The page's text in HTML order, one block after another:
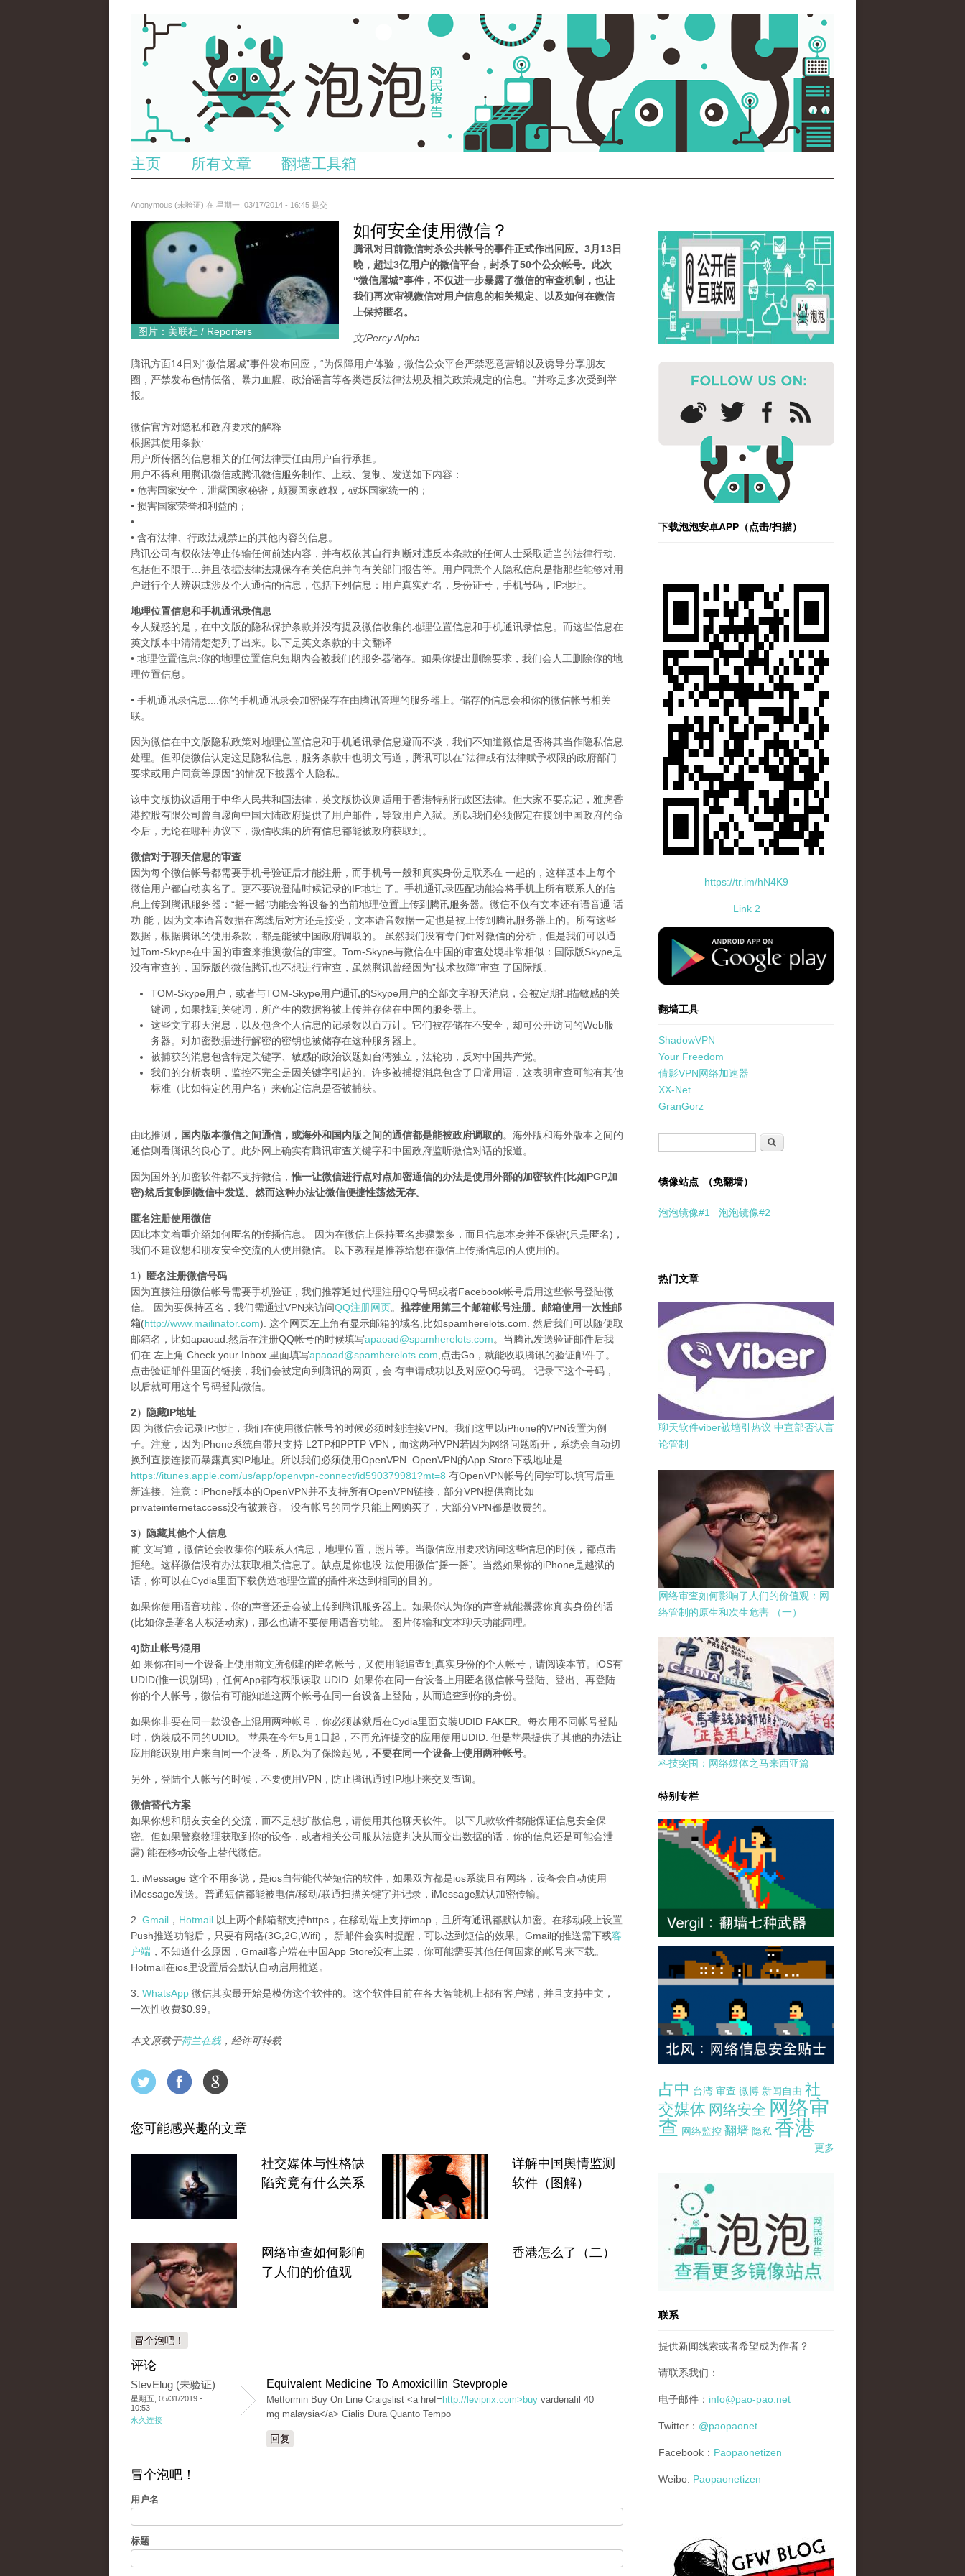
主页 所有文章 翻墙工具箱
Anonymous (未验证) 在 星期一, 03/17/2014 - 16:45 提交
reporters_13977605.jpg
图片：美联社 / Reporters
如何安全使用微信？
腾讯对日前微信封杀公共帐号的事件正式作出回应。3月13日
晚，超过3亿用户的微信平台，封杀了50个公众帐号。此次
“微信屠城”事件，不仅进一步暴露了微信的审查机制，也让
我们再次审视微信对用户信息的相关规定、以及如何在微信
上保持匿名。
文/Percy Alpha
腾讯方面14日对“微信屠城”事件发布回应，“为保障用户体验，微信公众平台严禁恶意营销以及诱导分享朋友
圈，严禁发布色情低俗、暴力血腥、政治谣言等各类违反法律法规及相关政策规定的信息。”并称是多次受到举
报。
微信官方对隐私和政府要求的解释
根据其使用条款:
用户所传播的信息相关的任何法律责任由用户自行承担。
用户不得利用腾讯微信或腾讯微信服务制作、上载、复制、发送如下内容：
• 危害国家安全，泄露国家秘密，颠覆国家政权，破坏国家统一的；
• 损害国家荣誉和利益的；
• …....
• 含有法律、行政法规禁止的其他内容的信息。
腾讯公司有权依法停止传输任何前述内容，并有权依其自行判断对违反本条款的任何人士采取适当的法律行动,
包括但不限于…并且依据法律法规保存有关信息并向有关部门报告等。用户同意个人隐私信息是指那些能够对用
户进行个人辨识或涉及个人通信的信息，包括下列信息：用户真实姓名，身份证号，手机号码，IP地址。
地理位置信息和手机通讯录信息
令人疑惑的是，在中文版的隐私保护条款并没有提及微信收集的地理位置信息和手机通讯录信息。而这些信息在
英文版本中清清楚楚列了出来。以下是英文条款的中文翻译
• 地理位置信息:你的地理位置信息短期内会被我们的服务器储存。如果你提出删除要求，我们会人工删除你的地
理位置信息。
• 手机通讯录信息:...你的手机通讯录会加密保存在由腾讯管理的服务器上。储存的信息会和你的微信帐号相关
联。...
因为微信在中文版隐私政策对地理位置信息和手机通讯录信息避而不谈，我们不知道微信是否将其当作隐私信息
处理。但即使微信认定这是隐私信息，服务条款中也明文写道，腾讯可以在”法律或有法律赋予权限的政府部门
要求或用户同意等原因”的情况下披露个人隐私。
该中文版协议适用于中华人民共和国法律，英文版协议则适用于香港特别行政区法律。但大家不要忘记，雅虎香
港控股有限公司曾自愿向中国大陆政府提供了用户邮件，导致用户入狱。所以我们必须假定在接到中国政府的命
令后，无论在哪种协议下，微信收集的所有信息都能被政府获取到。
微信对于聊天信息的审查
因为每个微信帐号都需要手机号验证后才能注册，而手机号一般和真实身份是联系在 一起的，这样基本上每个
微信用户都自动实名了。更不要说登陆时候记录的IP地址 了。手机通讯录匹配功能会将手机上所有联系人的信
息上传到腾讯服务器：“摇一摇”功能会将设备的当前地理位置上传到腾讯服务器。微信不仅有文本还有语音通 话
功 能，因为文本语音数据在离线后对方还是接受，文本语音数据一定也是被上传到腾讯服务器上的。所有这些
数据，根据腾讯的使用条款，都是能被中国政府调取的。 虽然我们没有专门针对微信的分析，但是我们可以通
过Tom-Skype在中国的审查来推测微信的审查。Tom-Skype与微信在中国的审查处境非常相似：国际版Skype是
没有审查的，国际版的微信腾讯也不想进行审查，虽然腾讯曾经因为”技术故障”审查 了国际版。
TOM-Skype用户，或者与TOM-Skype用户通讯的Skype用户的全部文字聊天消息，会被定期扫描敏感的关
键词，如果找到关键词，所产生的数据将被上传并存储在中国的服务器上。
这些文字聊天消息，以及包含个人信息的记录数以百万计。它们被存储在不安全，却可公开访问的Web服
务器。对加密数据进行解密的密钥也被储存在这种服务器上。
被捕获的消息包含特定关键字、敏感的政治议题如台湾独立，法轮功，反对中国共产党。
我们的分析表明，监控不完全是因关键字引起的。许多被捕捉消息包含了日常用语，这表明审查可能有其他
标准（比如特定的用户名）来确定信息是否被捕获。
由此推测， 国内版本微信之间通信，或海外和国内版之间的通信都是能被政府调取的。海外版和海外版本之间的
通信则看腾讯的良心了。此外网上确实有腾讯审查关键字和中国政府监听微信对话的报道。
因为国外的加密软件都不支持微信，惟一让微信进行点对点加密通信的办法是使用外部的加密软件(比如PGP加
密)然后复制到微信中发送。然而这种办法让微信便捷性荡然无存。
匿名注册使用微信
因此本文着重介绍如何匿名的传播信息。 因为在微信上保持匿名步骤繁多，而且信息本身并不保密(只是匿名)，
我们不建议想和朋友安全交流的人使用微信。 以下教程是推荐给想在微信上传播信息的人使用的。
1）匿名注册微信号码
因为直接注册微信帐号需要手机验证，我们推荐通过代理注册QQ号码或者Facebook帐号后用这些帐号登陆微
信。 因为要保持匿名，我们需通过VPN来访问QQ注册网页。 推荐使用第三个邮箱帐号注册。邮箱使用一次性邮
箱(http://www.mailinator.com). 这个网页左上角有显示邮箱的域名,比如spamherelots.com. 然后我们可以随便取
邮箱名，比如apaoad.然后在注册QQ帐号的时候填写apaoad@spamherelots.com。当腾讯发送验证邮件后我
们在 左上角 Check your Inbox 里面填写apaoad@spamherelots.com ,点击Go，就能收取腾讯的验证邮件了。
点击验证邮件里面的链接，我们会被定向到腾讯的网页，会 有申请成功以及对应QQ号码。 记录下这个号码，
以后就可用这个号码登陆微信。
2）隐藏IP地址
因 为微信会记录IP地址，我们在使用微信帐号的时候必须时刻连接VPN。我们这里以iPhone的VPN设置为例
子。注意，因为iPhone系统自带只支持 L2TP和PPTP VPN，而这两种VPN若因为网络问题断开，系统会自动切
换到直接连接而暴露真实IP地址。所以我们必须使用OpenVPN. OpenVPN的App Store下载地址是
https://itunes.apple.com/us/app/openvpn-connect/id590379981?mt=8 有OpenVPN帐号的同学可以填写后重
新连接。注意：iPhone版本的OpenVPN并不支持所有OpenVPN链接，部分VPN提供商比如
privateinternetaccess没有被兼容。 没有帐号的同学只能上网购买了，大部分VPN都是收费的。
3）隐藏其他个人信息
前 文写道，微信还会收集你的联系人信息，地理位置，照片等。当微信应用要求访问这些信息的时候，都点击
拒绝。这样微信没有办法获取相关信息了。缺点是你也没 法使用微信“摇一摇”。当然如果你的iPhone是越狱的
话，你可以在Cydia里面下载伪造地理位置的插件来达到相同的目的。
如果你使用语音功能，你的声音还是会被上传到腾讯服务器上。如果你认为你的声音就能暴露你真实身份的话
(比如你是著名人权活动家)，那么也请不要使用语音功能。 图片传输和文本聊天功能同理。
4)防止帐号混用
如 果你在同一个设备上使用前文所创建的匿名帐号，又使用能追查到真实身份的个人帐号，请阅读本节。iOS有
UDID(惟一识别码)，任何App都有权限读取 UDID. 如果你在同一台设备上用匿名微信帐号登陆、登出、再登陆
你的个人帐号，微信有可能知道这两个帐号在同一台设备上登陆，从而追查到你的身份。
如果你非要在同一款设备上混用两种帐号，你必须越狱后在Cydia里面安装UDID FAKER。每次用不同帐号登陆
时，伪装成不同的UDID。 苹果在今年5月1日起，不再允许提交的应用使用UDID. 但是苹果提供了其他的办法让
应用能识别用户来自同一个设备，所以为了保险起见， 不要在同一个设备上使用两种帐号。
另外，登陆个人帐号的时候，不要使用VPN，防止腾讯通过IP地址来交叉查询。
微信替代方案
如果你想和朋友安全的交流，而不是想扩散信息，请使用其他聊天软件。 以下几款软件都能保证信息安全保
密。但如果警察物理获取到你的设备，或者相关公司服从法庭判决从而交出数据的话，你的信息还是可能会泄
露) 能在移动设备上替代微信。
1. iMessage 这个不用多说，是ios自带能代替短信的软件，如果双方都是ios系统且有网络，设备会自动使用
iMessage发送。普通短信都能被电信/移动/联通扫描关键字并记录，iMessage默认加密传输。
2. Gmail ， Hotmail 以上两个邮箱都支持https，在移动端上支持imap，且所有通讯都默认加密。在移动段上设置
Push推送功能后，只要有网络(3G,2G,Wifi)， 新邮件会实时提醒，可以达到短信的效果。Gmail的推送需下载客
户端 ，不知道什么原因，Gmail客户端在中国App Store没有上架，你可能需要其他任何国家的帐号来下载。
Hotmail在ios里设置后会默认自动启用推送。
3. WhatsApp 微信其实最开始是模仿这个软件的。这个软件目前在各大智能机上都有客户端，并且支持中文，
一次性收费$0.99。
本文原载于荷兰在线 ，经许可转载
您可能感兴趣的文章
社交媒体与性格缺
陷究竟有什么关系
详解中国舆情监测
软件（图解）
网络审查如何影响
了人们的价值观
香港怎么了（二）
冒个泡吧！
评论
StevElug (未验证)
星期五, 05/31/2019 -
10:53
永久连接
Equivalent Medicine To Amoxicillin Stevprople
Metformin Buy On Line Craigslist <a href= http://leviprix.com>buy vardenafil 40
mg malaysia</a> Cialis Dura Quanto Tempo
回复
冒个泡吧！
用户名
标题
下载泡泡安卓APP（点击/扫描）
https://tr.im/hN4K9
Link 2
standard-icon-googleplay-app-store.png
翻墙工具
ShadowVPN
Your Freedom
倩影VPN网络加速器
XX-Net
GranGorz
搜索
镜像站点 （免翻墙）
泡泡镜像#1 泡泡镜像#2
热门文章
聊天软件viber被墙引热议 中宣部否认言
论管制
网络审查如何影响了人们的价值观：网
络管制的原生和次生危害 （一）
科技突围：网络媒体之马来西亚篇
特别专栏
占中 台湾 审查 微博 新闻自由 社
交媒体 网络安全 网络审
查 网络监控 翻墙 隐私 香港
更多
pao-pao-banner-mirror-site-120814.jpg
联系
提供新闻线索或者希望成为作者？
请联系我们：
电子邮件： info@pao-pao.net
Twitter： @paopaonet
Facebook： Paopaonetizen
Weibo: Paopaonetizen
gfw_blog_small.jpg